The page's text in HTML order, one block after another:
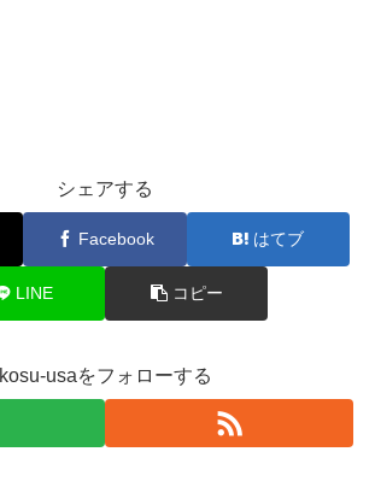
シェアする
Facebook はてブ
LINE コピー
kosu-usaをフォローする